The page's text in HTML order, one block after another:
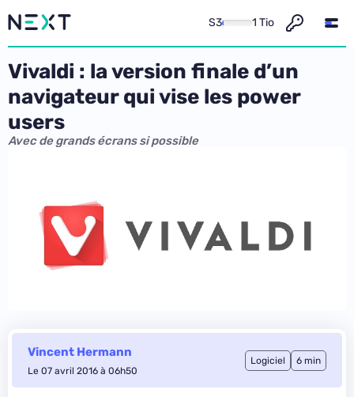
S3 1 Tio
Vivaldi : la version finale d’un
navigateur qui vise les power
users
Avec de grands écrans si possible
Vincent Hermann
Le 07 avril 2016 à 06h50
Logiciel 6 min